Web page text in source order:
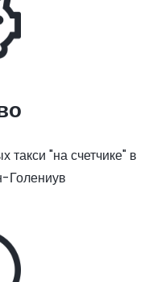
"на счетчике" в
Голениув